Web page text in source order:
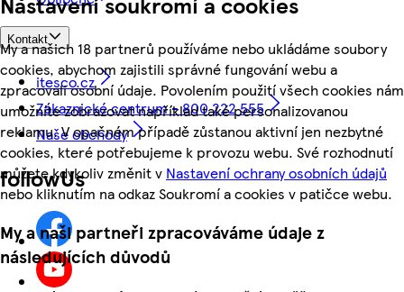
My a našich 18 partnerů používáme nebo ukládáme soubory
cookies, abychom zajistili správné fungování webu a
zpracovali osobní údaje. Povolením použití všech cookies nám
umožníte zobrazovat například také personalizovanou
reklamu. V opačném případě zůstanou aktivní jen nezbytné
cookies, které potřebujeme k provozu webu. Své rozhodnutí
můžete kdykoliv změnit v Nastavení ochrany osobních údajů
nebo kliknutím na odkaz Soukromí a cookies v patičce webu.
My a naši partneři zpracováváme údaje z
následujících důvodů
Kontakt
itesco.cz
Zákaznické centrum - 800 222 555
Naše obchody
followUs